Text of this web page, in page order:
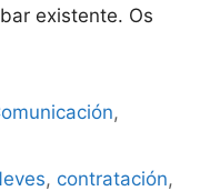
existente. Os
,
, contratación,